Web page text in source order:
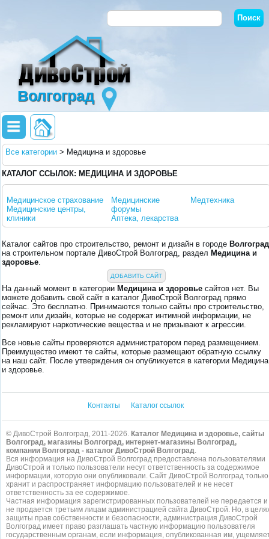
Волгоград
Все категории > Медицина и здоровье
КАТАЛОГ ССЫЛОК: МЕДИЦИНА И ЗДОРОВЬЕ
Медицинское страхование
Медицинские центры,
клиники
Медицинские
форумы
Аптека, лекарства
Медтехника
Каталог сайтов про строительство, ремонт и дизайн в городе Волгоград
на строительном портале ДивоСтрой Волгоград, раздел Медицина и
здоровье.
ДОБАВИТЬ САЙТ
На данный момент в категории Медицина и здоровье сайтов нет. Вы
можете добавить свой сайт в каталог ДивоСтрой Волгоград прямо
сейчас. Это бесплатно. Принимаются только сайты про строительство,
ремонт или дизайн, которые не содержат интимной информации, не
рекламируют наркотические вещества и не призывают к агрессии.
Все новые сайты проверяются администратором перед размещением.
Преимущество имеют те сайты, которые размещают обратную ссылку
на наш сайт. После утверждения он опубликуется в категории Медицина
и здоровье.
Контакты Каталог ссылок
© ДивоСтрой Волгоград, 2011-2026. Каталог Медицина и здоровье, сайты
Волгоград, магазины Волгоград, интернет-магазины Волгоград,
компании Волгоград - каталог ДивоСтрой Волгоград.
Вся информация на ДивоСтрой Волгоград предоставлена пользователями
ДивоСтрой и только пользователи несут ответственность за содержимое
информации, которую они опубликовали. Сайт ДивоСтрой Волгоград только
хранит и распространяет информацию пользователей и не несет
ответственность за ее содержимое.
Частная информация зарегистрированных пользователей не передается и
не продается третьим лицам администрацией сайта ДивоСтрой. Но, в
защиты прав собственности и безопасности, администрация ДивоСтрой
Волгоград имеет право разглашать частную информацию пользователя
государственным органам, если информация, опубликованная им,